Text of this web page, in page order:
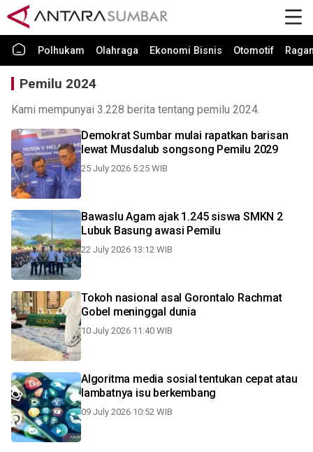
Polhukam Olahraga Ekonomi Bisnis Otomotif
Pemilu 2024
Kami mempunyai 3.228 berita tentang pemilu 2024.
Demokrat Sumbar mulai rapatkan barisan
lewat Musdalub songsong Pemilu 2029
25 July 2026 5:25 WIB
Bawaslu Agam ajak 1.245 siswa SMKN 2
Lubuk Basung awasi Pemilu
22 July 2026 13:12 WIB
Tokoh nasional asal Gorontalo Rachmat
Gobel meninggal dunia
10 July 2026 11:40 WIB
Algoritma media sosial tentukan cepat atau
lambatnya isu berkembang
09 July 2026 10:52 WIB